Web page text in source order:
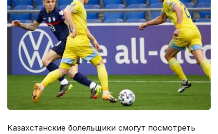
Казахстанские болельщики смогут посмотреть